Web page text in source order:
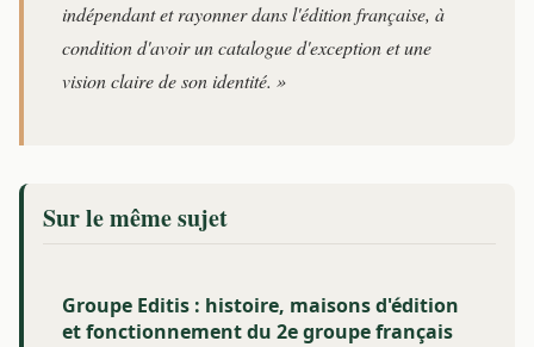
indépendant et rayonner dans l'édition française, à
condition d'avoir un catalogue d'exception et une
vision claire de son identité. »
Sur le même sujet
Groupe Editis : histoire, maisons d'édition
et fonctionnement du 2e groupe français